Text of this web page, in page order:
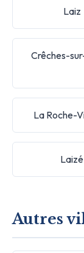
Laiz
Crêches-
La Roche-
Laizé
Autres